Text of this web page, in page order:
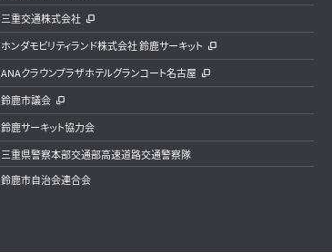
三重交通株式会社
ホンダモビリティランド株式会社 鈴鹿サーキット
ANAクラウンプラザホテルグランコート名古屋
鈴鹿市議会
鈴鹿サーキット協力会
三重県警察本部交通部高速道路交通警察隊
鈴鹿市自治会連合会